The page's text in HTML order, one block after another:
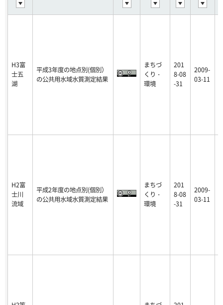
H3富
士五
湖
平成3年度の地点別(個別）
の公共用水域水質測定結果
まちづ
くり・
環境
201
8-08
-31
2009-
03-11
H2富
士川
流域
平成2年度の地点別(個別）
の公共用水域水質測定結果
まちづ
くり・
環境
201
8-08
-31
2009-
03-11